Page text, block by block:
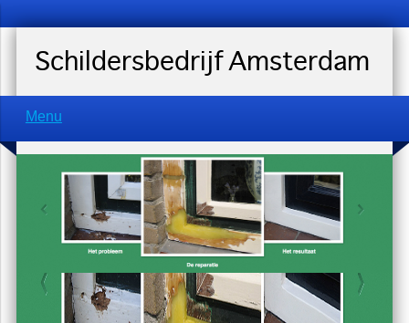
Schildersbedrijf Amsterdam
Menu